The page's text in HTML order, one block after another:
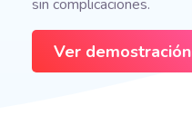
sin complicaciones.
Ver demostración